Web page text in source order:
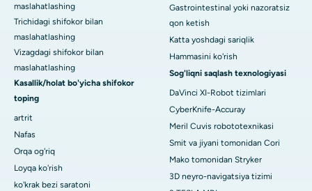
maslahatlashing
Trichidagi shifokor bilan
maslahatlashing
Vizagdagi shifokor bilan
maslahatlashing
Kasallik/holat bo'yicha shifokor
toping
artrit
Nafas
Orqa og'riq
Loyqa ko'rish
ko'krak bezi saratoni
Gastrointestinal yoki nazoratsiz
qon ketish
Katta yoshdagi sariqlik
Hammasini ko'rish
Sog'liqni saqlash texnologiyasi
DaVinci XI-Robot tizimlari
CyberKnife-Accuray
Meril Cuvis robototexnikasi
Smit va jiyani tomonidan Cori
Mako tomonidan Stryker
3D neyro-navigatsiya tizimi